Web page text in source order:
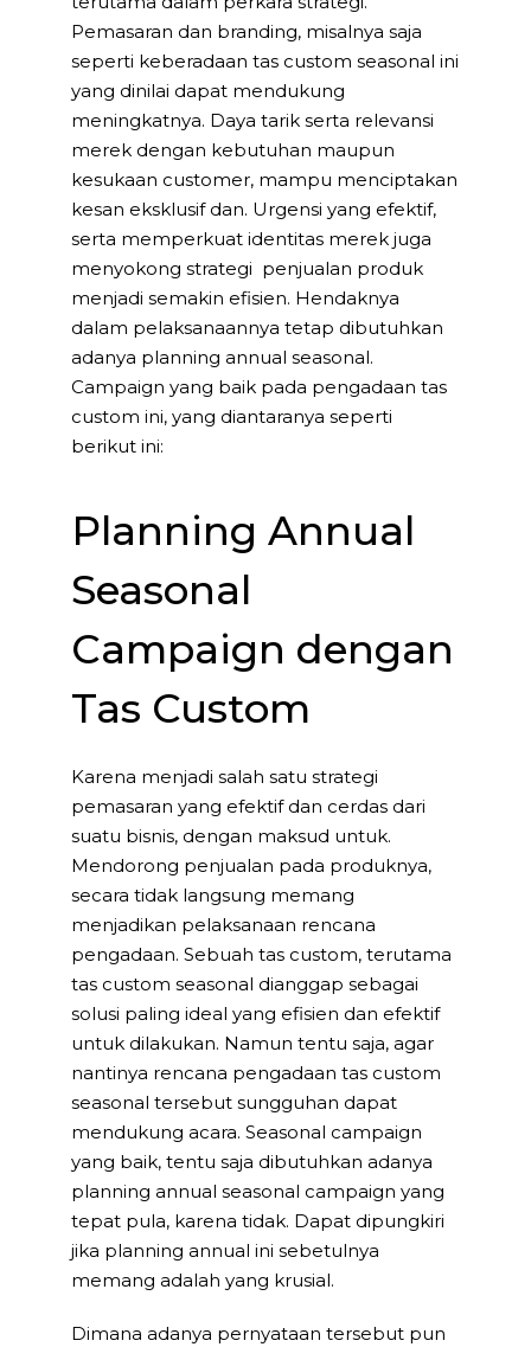
Pemasaran dan branding, misalnya saja
seperti keberadaan tas custom seasonal ini
yang dinilai dapat mendukung
meningkatnya. Daya tarik serta relevansi
merek dengan kebutuhan maupun
kesukaan customer, mampu menciptakan
kesan eksklusif dan. Urgensi yang efektif,
serta memperkuat identitas merek juga
menyokong strategi penjualan produk
menjadi semakin efisien. Hendaknya
dalam pelaksanaannya tetap dibutuhkan
adanya planning annual seasonal.
Campaign yang baik pada pengadaan tas
custom ini, yang diantaranya seperti
berikut ini:
Planning Annual
Seasonal
Campaign dengan
Tas Custom
Karena menjadi salah satu strategi
pemasaran yang efektif dan cerdas dari
suatu bisnis, dengan maksud untuk.
Mendorong penjualan pada produknya,
secara tidak langsung memang
menjadikan pelaksanaan rencana
pengadaan. Sebuah tas custom, terutama
tas custom seasonal dianggap sebagai
solusi paling ideal yang efisien dan efektif
untuk dilakukan. Namun tentu saja, agar
nantinya rencana pengadaan tas custom
seasonal tersebut sungguhan dapat
mendukung acara. Seasonal campaign
yang baik, tentu saja dibutuhkan adanya
planning annual seasonal campaign yang
tepat pula, karena tidak. Dapat dipungkiri
jika planning annual ini sebetulnya
memang adalah yang krusial.
Dimana adanya pernyataan tersebut pun